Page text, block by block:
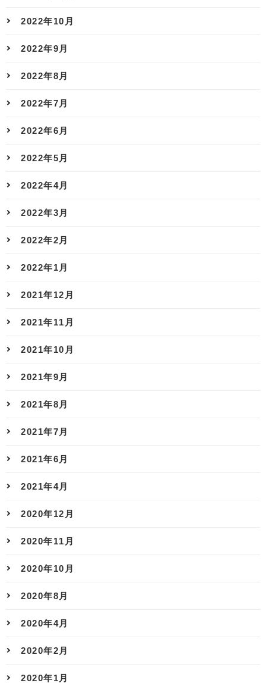
2022年10月
2022年9月
2022年8月
2022年7月
2022年6月
2022年5月
2022年4月
2022年3月
2022年2月
2022年1月
2021年12月
2021年11月
2021年10月
2021年9月
2021年8月
2021年7月
2021年6月
2021年4月
2020年12月
2020年11月
2020年10月
2020年8月
2020年4月
2020年2月
2020年1月